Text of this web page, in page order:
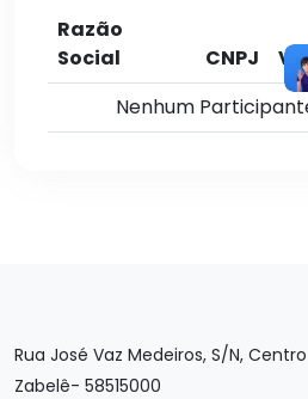
Razão
Social
CNPJ
Nenhum
Rua José Vaz Medeiros, S/N, Centro
Zabelê- 58515000